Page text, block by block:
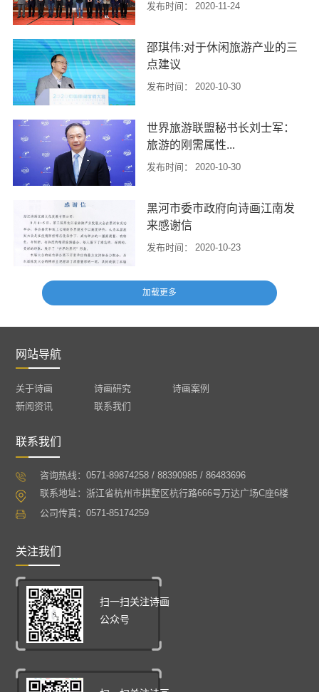
设计企业60强” 颁奖...
发布时间： 2020-11-24
工程设计“匠心之夜”颁奖典礼在河南
郑州举行。现场隆重揭晓“2020中国
十大民营工程设计企业”及2...
邵琪伟:对于休闲旅游产业的三
点建议
发布时间： 2020-10-30
后，全球和中国旅游业界及相关行
业、部门，除了采取各种政策和措
施推动旅游业复苏之外，对旅游业
世界旅游联盟秘书长刘士军：
旅游的刚需属性...
发布时间： 2020-10-30
要节点，新冠肺炎疫情已对全球政
治经济格局和形势产生深刻影响，
旅游业更是遭遇前所未有之危机，
黑河市委市政府向诗画江南发
来感谢信
发布时间： 2020-10-23
政府联合向浙江诗画江南文化发展
南为第三届黑龙江省旅游产业发展
网站导航
关于诗画 诗画研究
诗画案例
新闻资讯
联系我们
联系我们
咨询热线：0571-89874258 / 88390985 / 86483696
联系地址：浙江省杭州市拱墅区杭行路666号万达广场C座6楼
公司传真：0571-85174259
关注我们
扫一扫关注诗画
公众号